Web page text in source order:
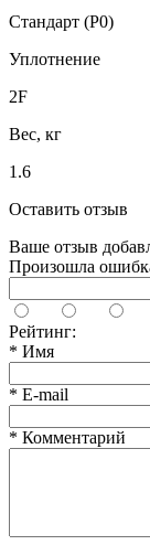
Стандарт (P0)
Уплотнение
2F
Вес, кг
1.6
Оставить отзыв
Ваше отзыв
Произошла
Рейтинг:
* Имя
* E-mail
* Комментарий